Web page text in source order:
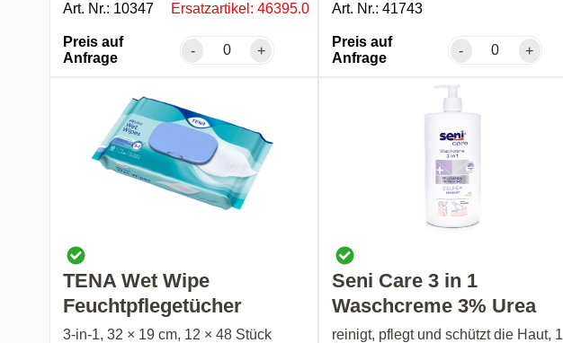
Art. Nr.: 10347 Ersatzartikel: 46395.0
Preis auf
Anfrage
- +
Art. Nr.: 41743
Preis auf
Anfrage
- +
TENA Wet Wipe
Feuchtpflegetücher
3-in-1, 32 × 19 cm, 12 × 48 Stück
Seni Care 3 in 1
Waschcreme 3% Urea
reinigt, pflegt und schützt die Haut, 1